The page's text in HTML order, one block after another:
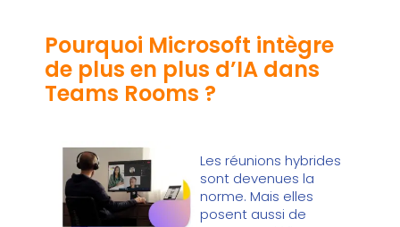
Pourquoi Microsoft intègre
de plus en plus d’IA dans
Teams Rooms ?
Les réunions hybrides
sont devenues la
norme. Mais elles
posent aussi de